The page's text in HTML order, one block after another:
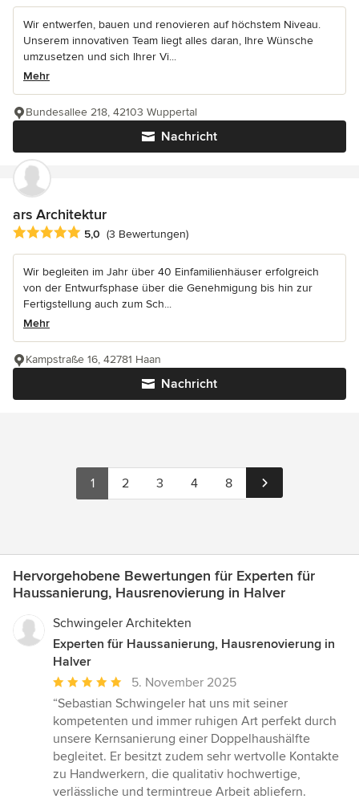
Wir entwerfen, bauen und renovieren auf höchstem Niveau.
Unserem innovativen Team liegt alles daran, Ihre Wünsche
umzusetzen und sich Ihrer Vi...
Mehr
Nachricht
Bundesallee 218, 42103 Wuppertal
ars Architektur
Durchschnittliche Bewertung: 5 von 5 Sternen
5,0 (3 Bewertungen)
Wir begleiten im Jahr über 40 Einfamilienhäuser erfolgreich
von der Entwurfsphase über die Genehmigung bis hin zur
Fertigstellung auch zum Sch...
Mehr
Nachricht
Kampstraße 16, 42781 Haan
1 2 3 4 8
Hervorgehobene Bewertungen für Experten für
Haussanierung, Hausrenovierung in Halver
Schwingeler Architekten
Experten für Haussanierung, Hausrenovierung in
Halver
Durchschnittliche
Bewertung:
5
von
5
Sternen
5. November 2025
“Sebastian Schwingeler hat uns mit seiner
kompetenten und immer ruhigen Art perfekt durch
unsere Kernsanierung einer Doppelhaushälfte
begleitet. Er besitzt zudem sehr wertvolle Kontakte
zu Handwerkern, die qualitativ hochwertige,
verlässliche und termintreue Arbeit abliefern.